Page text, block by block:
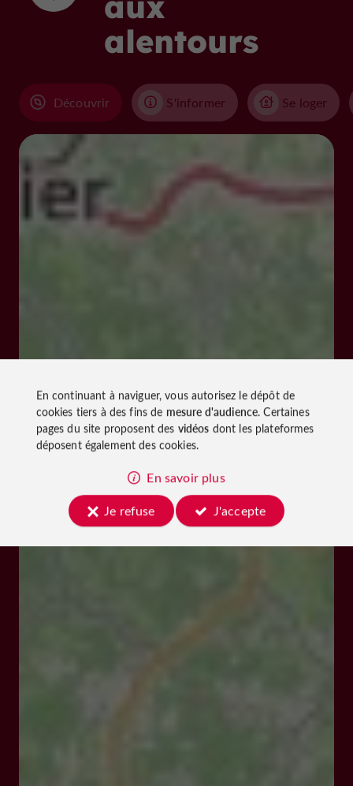
alentours
Découvrir S'informer Se loger
En continuant à naviguer, vous autorisez le dépôt de
cookies tiers à des fins de mesure d'audience. Certaines
pages du site proposent des vidéos dont les plateformes
déposent également des cookies.
En savoir plus
Je refuse
J'accepte